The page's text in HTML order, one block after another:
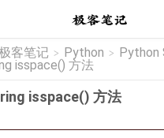
客笔记 > Python > Python
isspace() 方法
isspace() 方法